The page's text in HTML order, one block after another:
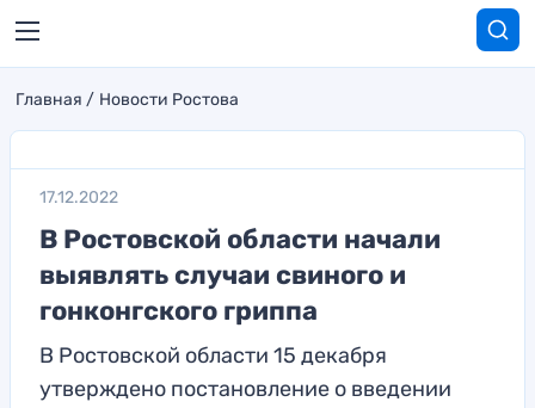
Главная Новости Ростова
17.12.2022
В Ростовской области начали
выявлять случаи свиного и
гонконгского гриппа
В Ростовской области 15 декабря
утверждено постановление о введении